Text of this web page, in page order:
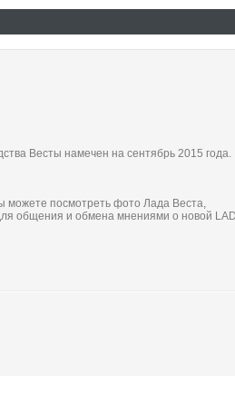
Весты намечен на сентябрь 2015 года.
можете посмотреть фото Лада Веста,
общения и обмена мнениями о новой